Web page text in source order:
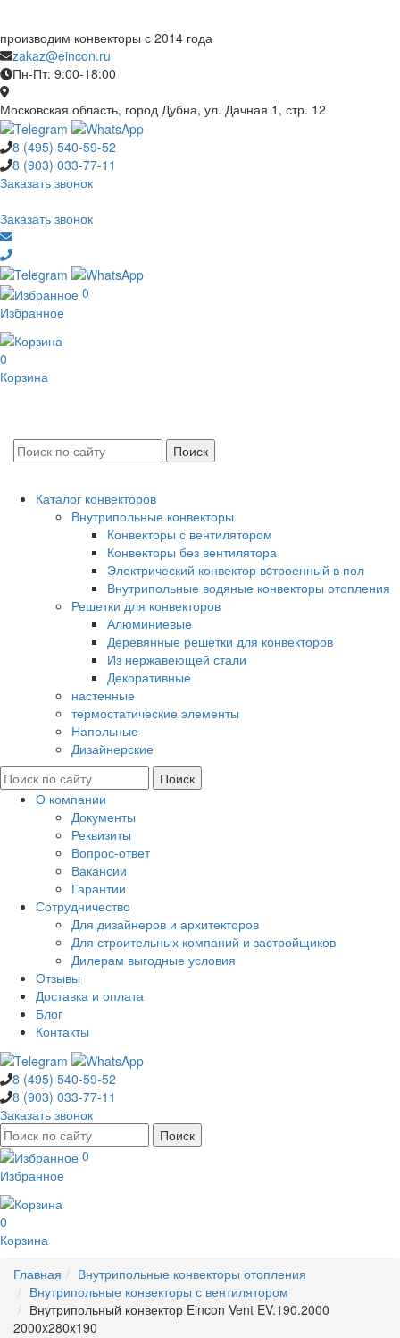
производим конвекторы с 2014 года
zakaz@eincon.ru
Пн-Пт: 9:00-18:00
Московская область, город Дубна, ул. Дачная 1, стр. 12
8 (495) 540-59-52
8 (903) 033-77-11
Заказать звонок
Заказать звонок
0
Избранное
0
Корзина
Каталог конвекторов
Внутрипольные конвекторы
Конвекторы с вентилятором
Конвекторы без вентилятора
Электрический конвектор вcтроенный в пол
Внутрипольные водяные конвекторы отопления
Решетки для конвекторов
Алюминиевые
Деревянные решетки для конвекторов
Из нержавеющей стали
Декоративные
настенные
термостатические элементы
Напольные
Дизайнерские
О компании
Документы
Реквизиты
Вопрос-ответ
Вакансии
Гарантии
Сотрудничество
Для дизайнеров и архитекторов
Для строительных компаний и застройщиков
Дилерам выгодные условия
Отзывы
Доставка и оплата
Блог
Контакты
8 (495) 540-59-52
8 (903) 033-77-11
Заказать звонок
0
Избранное
0
Корзина
Главная
Внутрипольные конвекторы отопления
Внутрипольные конвекторы с вентилятором
Внутрипольный конвектор Eincon Vent EV.190.2000
2000x280x190